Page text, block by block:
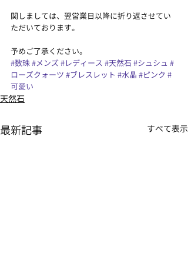
関しましては、翌営業日以降に折り返させてい
ただいております。
予めご了承ください。
#数珠#メンズ#レディース #天然石 #シュシュ #
ローズクォーツ #ブレスレット #水晶 #ピンク #
可愛い
天然石
最新記事 すべて表示